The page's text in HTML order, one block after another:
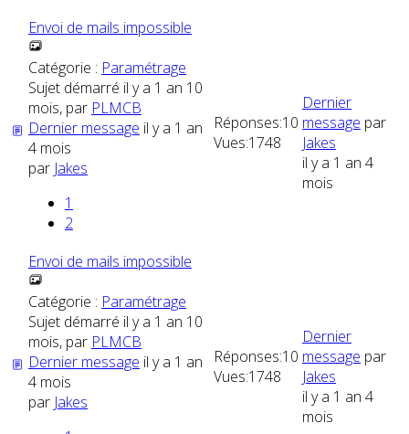
Envoi de mails impossible
Catégorie : Paramétrage
Sujet démarré il y a 1 an 10
mois, par PLMCB
Dernier message il y a 1 an
4 mois
par Jakes
1
2
Réponses:10
Vues:1748
Dernier
message par
Jakes
il y a 1 an 4
mois
Envoi de mails impossible
Catégorie : Paramétrage
Sujet démarré il y a 1 an 10
mois, par PLMCB
Dernier message il y a 1 an
4 mois
par Jakes
Réponses:10
Vues:1748
Dernier
message par
Jakes
il y a 1 an 4
mois